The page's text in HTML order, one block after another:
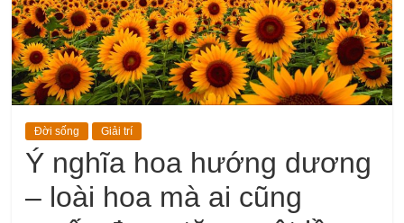
Đời sống Giải trí
Ý nghĩa hoa hướng dương
– loài hoa mà ai cũng